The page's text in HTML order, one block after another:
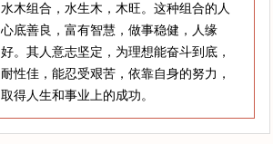
水木组合，水生木，木旺。这种组合的人
心底善良，富有智慧，做事稳健，人缘
好。其人意志坚定，为理想能奋斗到底，
耐性佳，能忍受艰苦，依靠自身的努力，
取得人生和事业上的成功。